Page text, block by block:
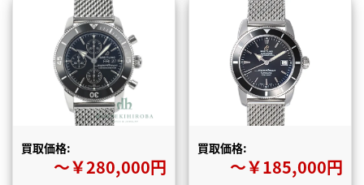
買取価格:
〜￥280,000円
買取価格:
〜￥185,000円